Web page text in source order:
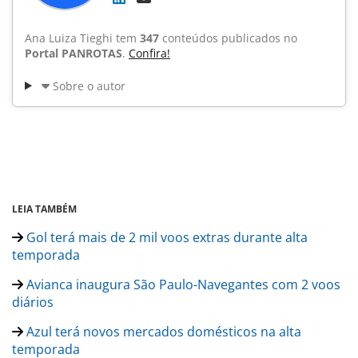
Ana Luiza Tieghi tem 347 conteúdos publicados no
Portal PANROTAS. Confira!
Sobre o autor
LEIA TAMBÉM
Gol terá mais de 2 mil voos extras durante alta
temporada
Avianca inaugura São Paulo-Navegantes com 2 voos
diários
Azul terá novos mercados domésticos na alta
temporada